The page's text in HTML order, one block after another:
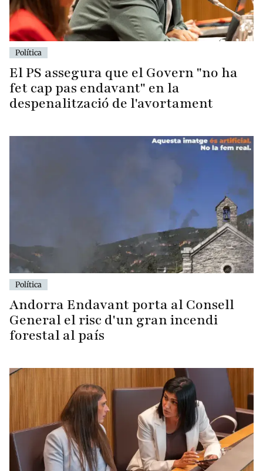
Política
El PS assegura que el Govern "no ha
fet cap pas endavant" en la
despenalització de l'avortament
Política
Andorra Endavant porta al Consell
General el risc d'un gran incendi
forestal al país